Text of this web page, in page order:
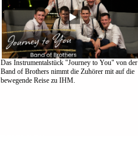
Das Instrumentalstück "Journey to You" von der
Band of Brothers nimmt die Zuhörer mit auf die
bewegende Reise zu IHM.